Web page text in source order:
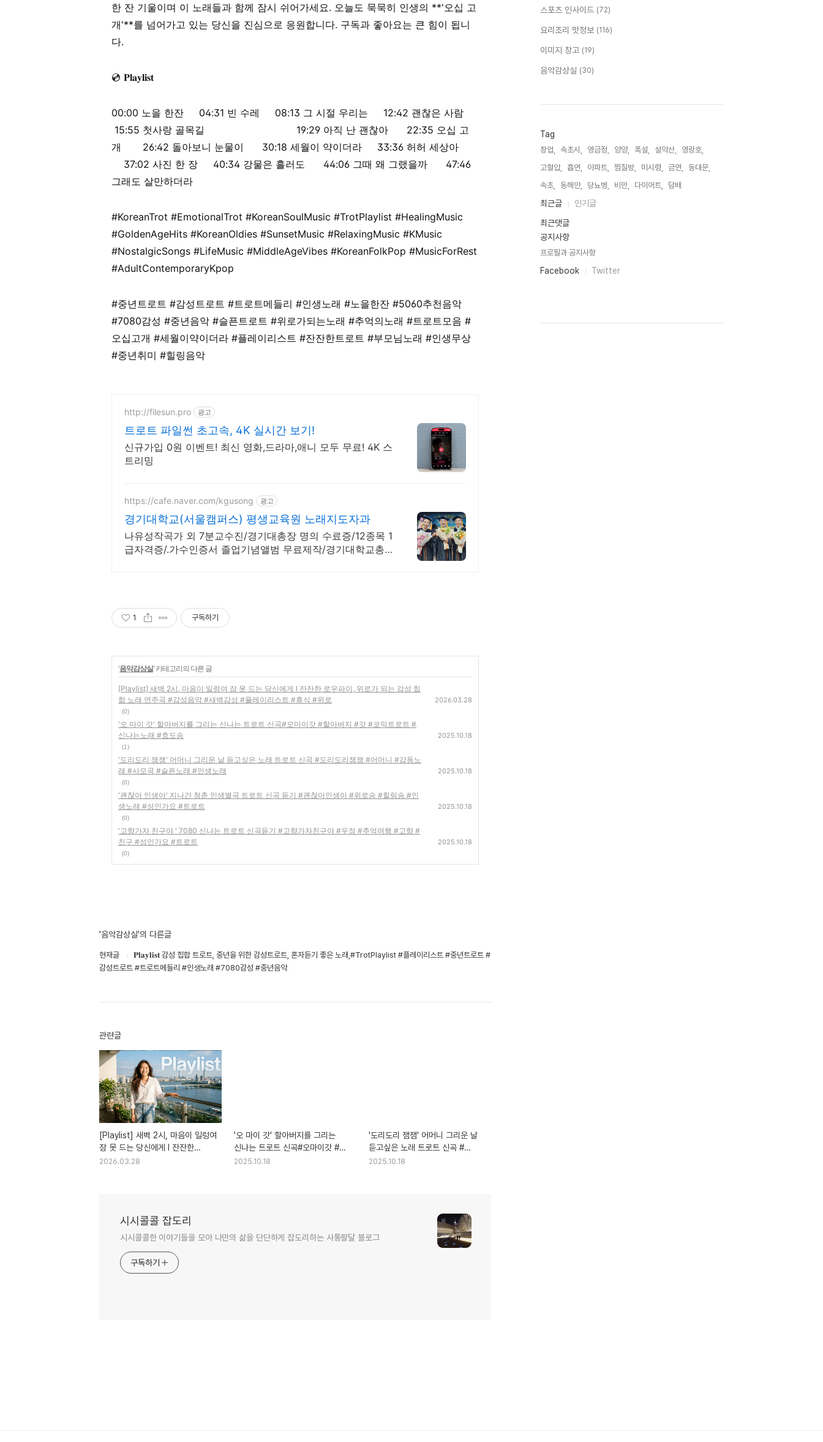
한 잔 기울이며 이 노래들과 함께 잠시 쉬어가세요. 오늘도 묵묵히 인생의 **'오십 고
개'**를 넘어가고 있는 당신을 진심으로 응원합니다. 구독과 좋아요는 큰 힘이 됩니
다.
💿 𝐏𝐥𝐚𝐲𝐥𝐢𝐬𝐭
00:00 노을 한잔 04:31 빈 수레 08:13 그 시절 우리는 12:42 괜찮은 사람
15:55 첫사랑 골목길 19:29 아직 난 괜찮아 22:35 오십 고
개 26:42 돌아보니 눈물이 30:18 세월이 약이더라 33:36 허허 세상아
37:02 사진 한 장 40:34 강물은 흘러도 44:06 그때 왜 그랬을까 47:46
그래도 살만하더라
#KoreanTrot #EmotionalTrot #KoreanSoulMusic #TrotPlaylist #HealingMusic
#GoldenAgeHits #KoreanOldies #SunsetMusic #RelaxingMusic #KMusic
#NostalgicSongs #LifeMusic #MiddleAgeVibes #KoreanFolkPop #MusicForRest
#AdultContemporaryKpop
#중년트로트 #감성트로트 #트로트메들리 #인생노래 #노을한잔 #5060추천음악
#7080감성 #중년음악 #슬픈트로트 #위로가되는노래 #추억의노래 #트로트모음 #
오십고개 #세월이약이더라 #플레이리스트 #잔잔한트로트 #부모님노래 #인생무상
#중년취미 #힐링음악
http://filesun.pro 광고
트로트 파일썬 초고속, 4K 실시간 보기!
신규가입 0원 이벤트! 최신 영화,드라마,애니 모두 무료! 4K 스
트리밍
https://cafe.naver.com/kgusong 광고
경기대학교(서울캠퍼스) 평생교육원 노래지도자과
나유성작곡가 외 7분교수진/경기대총장 명의 수료증/12종목 1
급자격증/.가수인증서 졸업기념앨범 무료제작/경기대학교총
1 구독하기
'음악감상실' 카테고리의 다른 글
[Playlist] 새벽 2시, 마음이 일렁여 잠 못 드는 당신에게 l 잔잔한 로우파이, 위로가 되는 감성 힙
합 노래 연주곡 #감성음악 #새벽감성 #플레이리스트 #휴식 #위로
(0)
2026.03.28
'오 마이 갓' 할아버지를 그리는 신나는 트로트 신곡#오마이갓 #할아버지 #갓 #코믹트로트 #
신나는노래 #효도송
(1)
2025.10.18
'도리도리 잼잼' 어머니 그리운 날 듣고싶은 노래 트로트 신곡 #도리도리잼잼 #어머니 #감동노
래 #사모곡 #슬픈노래 #인생노래
(0)
2025.10.18
'괜찮아 인생아' 지나간 청춘 인생별곡 트로트 신곡 듣기 #괜찮아인생아 #위로송 #힐링송 #인
생노래 #성인가요 #트로트
(0)
2025.10.18
'고향가자 친구야 ' 7080 신나는 트로트 신곡듣기 #고향가자친구야 #우정 #추억여행 #고향 #
친구 #성인가요 #트로트
(0)
2025.10.18
'음악감상실'의 다른글
현재글
𝐏𝐥𝐚𝐲𝐥𝐢𝐬𝐭 감성 힙합 트로트, 중년을 위한 감성트로트, 혼자듣기 좋은 노래,#TrotPlaylist #플레이리스트 #중년트로트 #
감성트로트 #트로트메들리 #인생노래 #7080감성 #중년음악
관련글
[Playlist] 새벽 2시, 마음이 일렁여
잠 못 드는 당신에게 l 잔잔한
로우파이, 위로가 되는 감성 힙합
2026.03.28
'오 마이 갓' 할아버지를 그리는
신나는 트로트 신곡#오마이갓 #
할아버지 #갓 #코믹트로트 #
2025.10.18
'도리도리 잼잼' 어머니 그리운 날
듣고싶은 노래 트로트 신곡 #
도리도리잼잼 #어머니 #감동노래 #
2025.10.18
시시콜콜 잡도리
시시콜콜한 이야기들을 모아 나만의 삶을 단단하게 잡도리하는 사통팔달 블로그
구독하기
스포츠 인사이드 (72)
요리조리 맛정보 (116)
이미지 창고 (19)
음악감상실 (30)
Tag
창업, 속초시, 영금정, 양양, 폭설, 설악산,
영랑호,
고혈압,
흡연, 아파트, 찜질방, 미시령, 금연,
동대문,
속초,
동해안, 당뇨병, 비만, 다이어트, 담배,
최
글
인
기
최근글
인기글
최근댓글
공지사항
프로필과 공지사항
페
Facebook Twitter